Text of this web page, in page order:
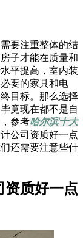
要注重整体的结
子才能在质量和
平提高，室内装
要的家具和电
目标。那么选择
竟现在都不是自
参考哈尔滨十大
公司资质好一点
还需要注意些什
资质好一点